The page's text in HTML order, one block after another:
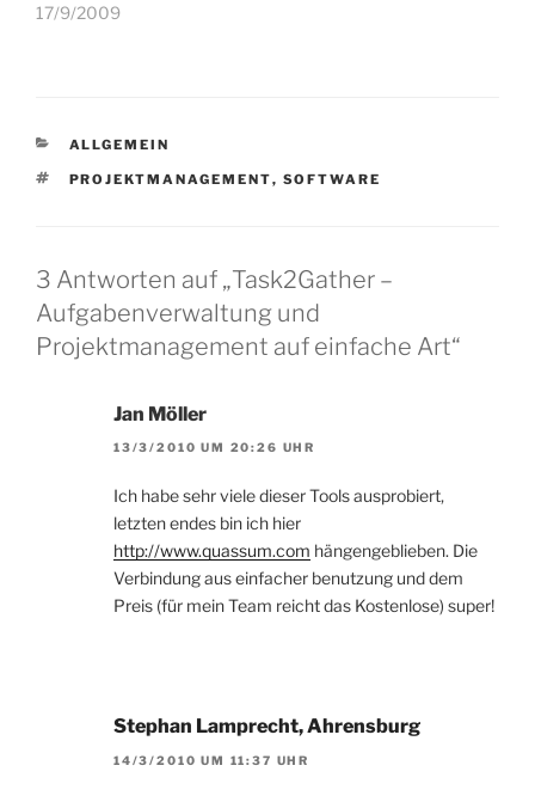
17/9/2009
KATEGORIEN
ALLGEMEIN
SCHLAGWÖRTER
PROJEKTMANAGEMENT, SOFTWARE
3 Antworten auf „Task2Gather –
Aufgabenverwaltung und
Projektmanagement auf einfache Art“
Jan Möller
13/3/2010 UM 20:26 UHR
Ich habe sehr viele dieser Tools ausprobiert,
letzten endes bin ich hier
http://www.quassum.com hängengeblieben. Die
Verbindung aus einfacher benutzung und dem
Preis (für mein Team reicht das Kostenlose) super!
Stephan Lamprecht, Ahrensburg
14/3/2010 UM 11:37 UHR